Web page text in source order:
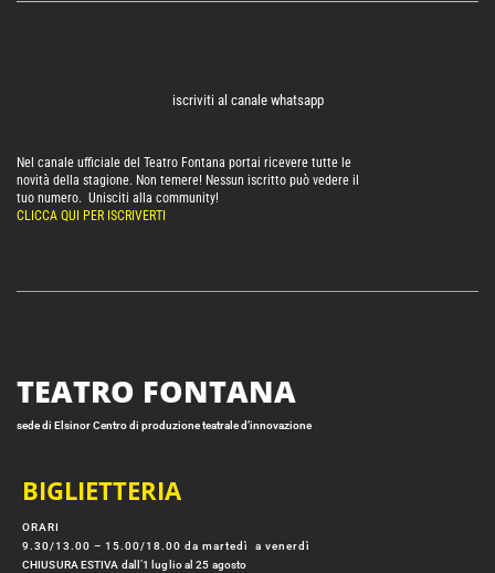
iscriviti al canale whatsapp
Nel canale ufficiale del Teatro Fontana portai ricevere tutte le
novità della stagione. Non temere! Nessun iscritto può vedere il
tuo numero. Unisciti alla community!
CLICCA QUI PER ISCRIVERTI
TEATRO FONTANA
sede di Elsinor Centro di produzione teatrale d’innovazione
BIGLIETTERIA
ORARI
9.30/13.00 – 15.00/18.00 da martedì a venerdì
CHIUSURA ESTIVA dall’1 luglio al 25 agosto